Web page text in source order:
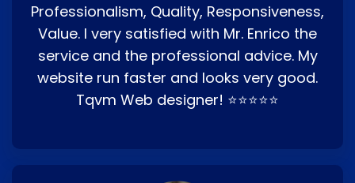
Professionalism, Quality, Responsiveness,
Value. I very satisfied with Mr. Enrico the
service and the professional advice. My
website run faster and looks very good.
Tqvm Web designer! ⭐⭐⭐⭐⭐